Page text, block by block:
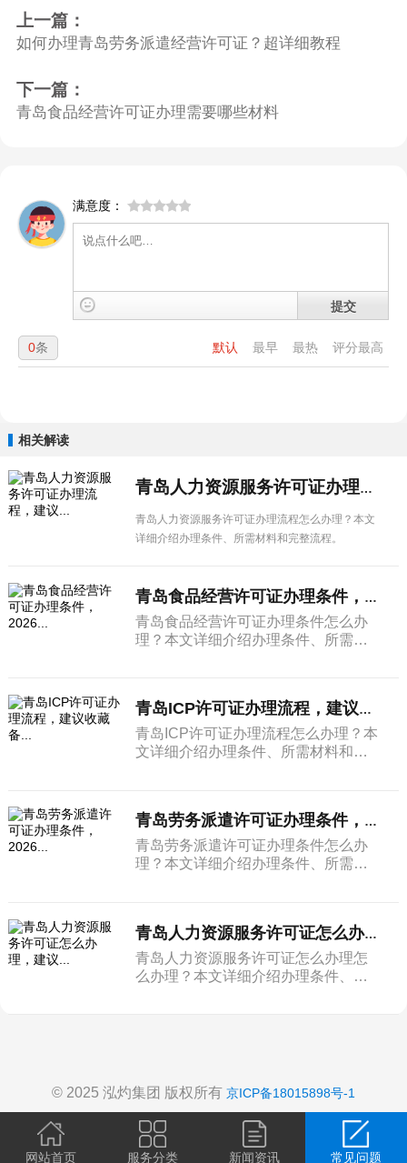
上一篇：
如何办理青岛劳务派遣经营许可证？超详细教程
下一篇：
青岛食品经营许可证办理需要哪些材料
满意度：
提交
默认 最早 最热 评分最高
0条
相关解读
青岛人力资源服务许可证办理流程，建议...
青岛人力资源服务许可证办理流程怎么办理？本文
详细介绍办理条件、所需材料和完整流程。
青岛食品经营许可证办理条件，2026...
青岛食品经营许可证办理条件怎么办
理？本文详细介绍办理条件、所需材
青岛ICP许可证办理流程，建议收藏备...
青岛ICP许可证办理流程怎么办理？本
文详细介绍办理条件、所需材料和完
青岛劳务派遣许可证办理条件，2026...
青岛劳务派遣许可证办理条件怎么办
理？本文详细介绍办理条件、所需材
青岛人力资源服务许可证怎么办理，建议...
青岛人力资源服务许可证怎么办理怎
么办理？本文详细介绍办理条件、所
© 2025 泓灼集团 版权所有 京ICP备18015898号-1
网站首页 服务分类 新闻资讯 常见问题